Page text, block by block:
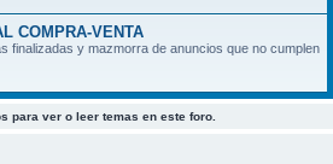
COMPRA-VENTA
finalizadas y mazmorra de anuncios que no cumplen
para ver o leer temas en este foro.